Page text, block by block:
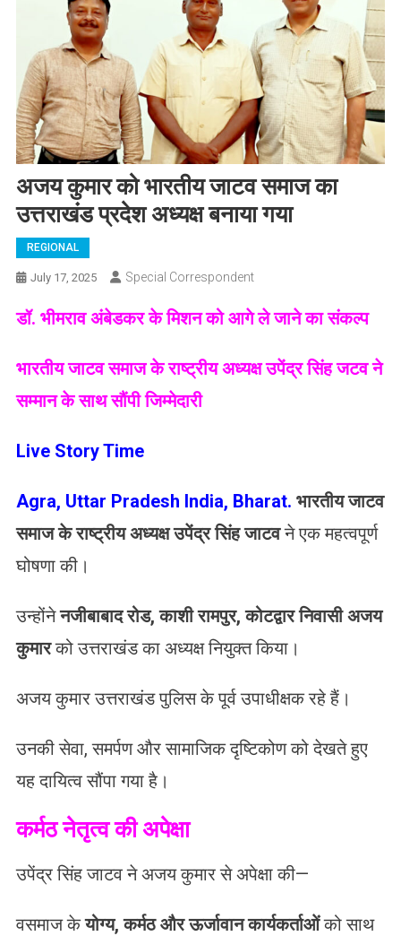
अजय कुमार को भारतीय जाटव समाज का
उत्तराखंड प्रदेश अध्यक्ष बनाया गया
REGIONAL
July 17, 2025 Special Correspondent
डॉ. भीमराव अंबेडकर के मिशन को आगे ले जाने का संकल्प
भारतीय जाटव समाज के राष्ट्रीय अध्यक्ष उपेंद्र सिंह जटव ने
सम्मान के साथ सौंपी जिम्मेदारी
Live Story Time
Agra, Uttar Pradesh India, Bharat. भारतीय जाटव
समाज के राष्ट्रीय अध्यक्ष उपेंद्र सिंह जाटवने एक महत्वपूर्ण
घोषणा की।
उन्होंनेनजीबाबाद रोड, काशी रामपुर, कोटद्वार निवासी अजय
कुमारको उत्तराखंड का अध्यक्ष नियुक्त किया।
अजय कुमार उत्तराखंड पुलिस के पूर्व उपाधीक्षक रहे हैं।
उनकी सेवा, समर्पण और सामाजिक दृष्टिकोण को देखते हुए
यह दायित्व सौंपा गया है।
कर्मठ नेतृत्व की अपेक्षा
उपेंद्र सिंह जाटव ने अजय कुमार से अपेक्षा की—
वसमाज केयोग्य, कर्मठ और ऊर्जावान कार्यकर्ताओंको साथ